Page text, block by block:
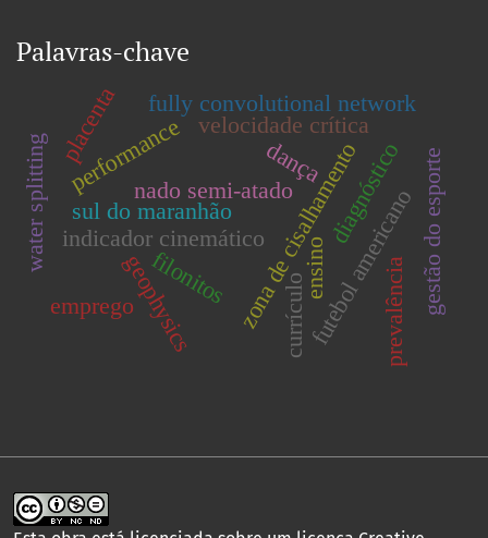
Palavras-chave
zona de cisalhamento
indicador cinemático
filonitos
dança
ensino
nado semi-atado
velocidade crítica
performance
futebol americano
diagnósticogestão do esporte
geophysics
fully convolutional network
currículo
sul do maranhão
prevalência
water splitting
emprego
placenta